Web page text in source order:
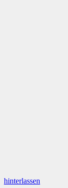
hinterlassen